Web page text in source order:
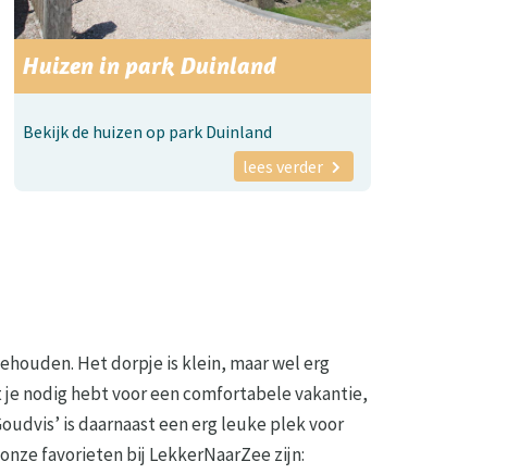
Huizen in park Duinland
Bekijk de huizen op park Duinland
lees verder
Het dorpje is klein, maar wel erg
nodig hebt voor een comfortabele vakantie,
is daarnaast een erg leuke plek voor
favorieten bij LekkerNaarZee zijn: